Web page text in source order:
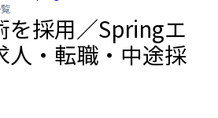
を採用／Springエ
人・転職・中途採